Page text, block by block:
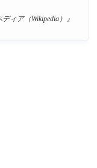
ィア（Wikipedia）』